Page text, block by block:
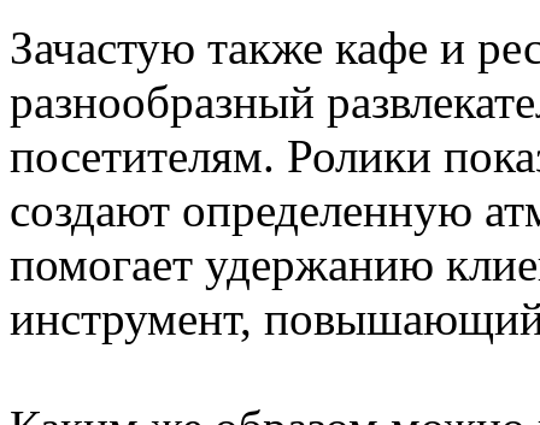
Зачастую также кафе и
разнообразный
посетителям. Ролики
создают определенную
помогает удержанию
инструмент,